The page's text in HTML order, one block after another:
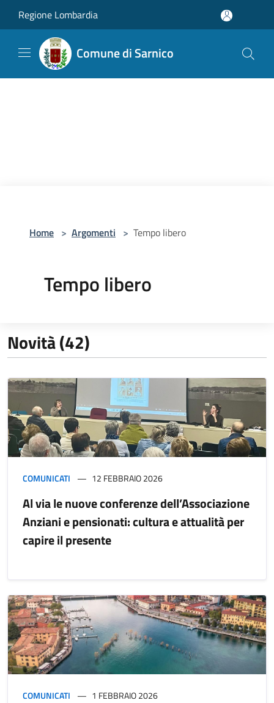
Regione Lombardia
Comune di Sarnico
Home > Argomenti > Tempo libero
Tempo libero
Novità (42)
COMUNICATI 12 FEBBRAIO 2026
Al via le nuove conferenze dell’Associazione
Anziani e pensionati: cultura e attualità per
capire il presente
COMUNICATI 1 FEBBRAIO 2026